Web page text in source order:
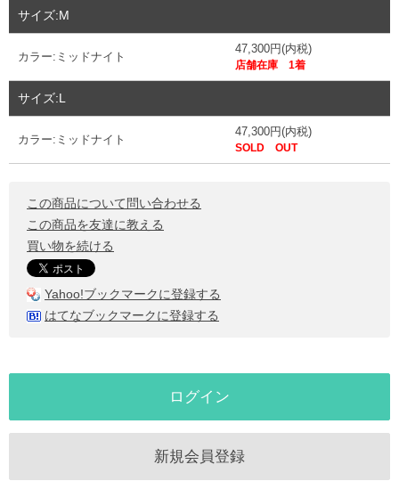
サイズ:M
カラー:ミッドナイト
47,300円(内税)
店舗在庫 1着
サイズ:L
カラー:ミッドナイト
47,300円(内税)
SOLD OUT
この商品について問い合わせる
この商品を友達に教える
買い物を続ける
Yahoo!ブックマークに登録する
はてなブックマークに登録する
ログイン
新規会員登録